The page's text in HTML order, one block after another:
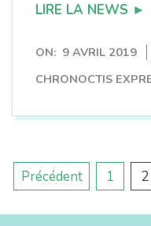
LIRE LA NEWS ►
2019-
04-
ON: 9 AVRIL 2019
CHRONOCTIS
Pagination
Précédent 1 2